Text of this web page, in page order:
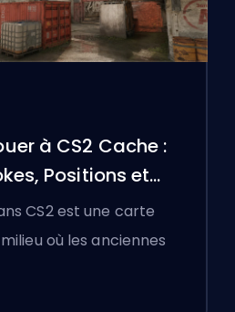
à CS2 Cache :
Positions et
CS2 est une carte
où les anciennes